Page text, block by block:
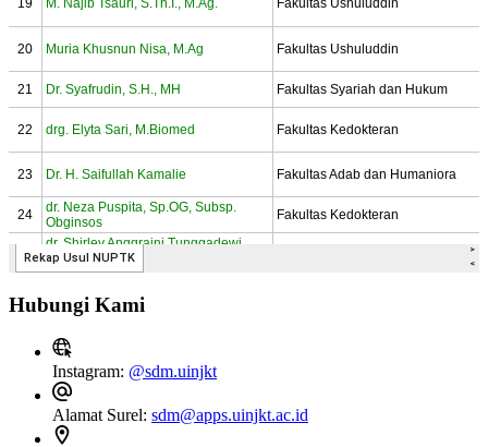
Hubungi Kami
Instagram: @sdm.uinjkt
Alamat Surel: sdm@apps.uinjkt.ac.id